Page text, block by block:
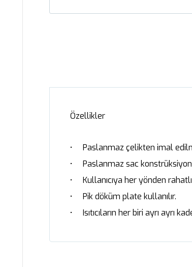
Özellikler
• Paslanmaz çelikten imal
• Paslanmaz sac
• Kullanıcıya her yönden
• Pik döküm plate kullanılır.
• Isıtıcıların her biri ayrı ayrı